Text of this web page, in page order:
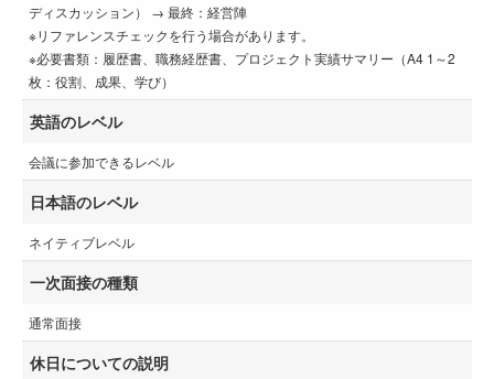
ディスカッション） → 最終：経営陣
※リファレンスチェックを行う場合があります。
※必要書類：履歴書、職務経歴書、プロジェクト実績サマリー（A4 1～2
枚：役割、成果、学び）
英語のレベル
会議に参加できるレベル
日本語のレベル
ネイティブレベル
一次面接の種類
通常面接
休日についての説明